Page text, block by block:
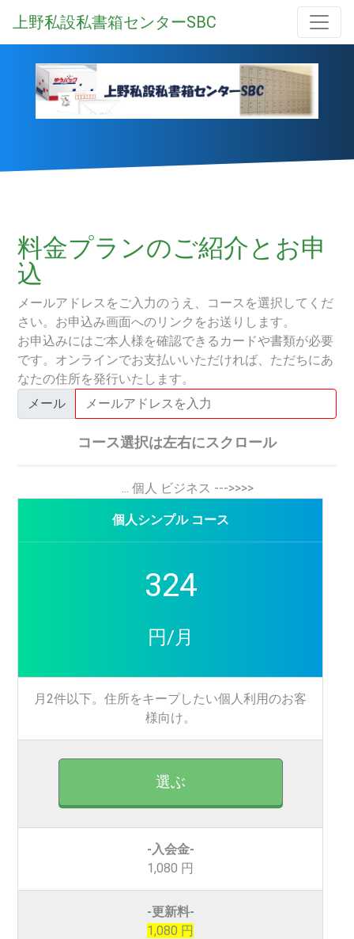
上野私設私書箱センターSBC
料金プランのご紹介とお申
込
メールアドレスをご入力のうえ、コースを選択してくだ
さい。お申込み画面へのリンクをお送りします。
お申込みにはご本人様を確認できるカードや書類が必要
です。オンラインでお支払いいただければ、ただちにあ
なたの住所を発行いたします。
メール
コース選択は左右にスクロール
... 個人 ビジネス --->>>>
個人シンプル コース
324
円/月
月2件以下。住所をキープしたい個人利用のお客
様向け。
選ぶ
-入会金-
1,080 円
-更新料-
1,080 円